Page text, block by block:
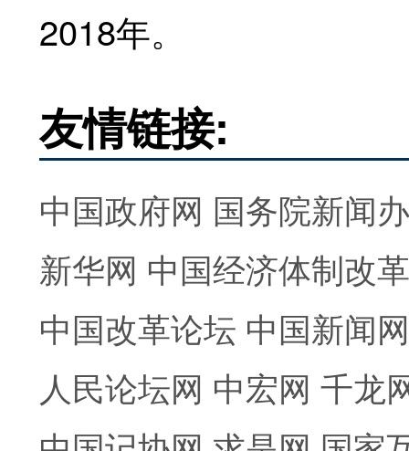
2018年。
友情链接:
中国政府网 国务院新闻
新华网 中国经济体制改
中国改革论坛 中国新闻网
人民论坛网 中宏网 千龙